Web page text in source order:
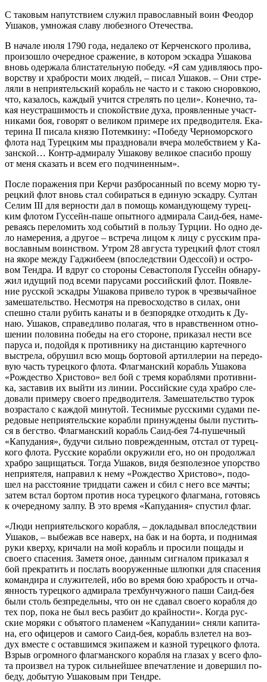
С та­ко­вым на­пут­стви­ем слу­жил пра­во­слав­ный во­ин Фе­о­дор
Уша­ков, умно­жая сла­ву лю­без­но­го Оте­че­ства.
В на­ча­ле июля 1790 го­да, неда­ле­ко от Кер­чен­ско­го про­ли­ва,
про­изо­шло оче­ред­ное сра­же­ние, в ко­то­ром эс­кад­ра Уша­ко­ва
вновь одер­жа­ла бли­ста­тель­ную по­бе­ду. «Я сам удив­ля­юсь про­
вор­ству и храб­ро­сти мо­их лю­дей, – пи­сал Уша­ков. – Они стре­
ля­ли в непри­я­тель­ский ко­рабль не ча­сто и с та­кою сно­ров­кою,
что, ка­за­лось, каж­дый учит­ся стре­лять по це­ли». Ко­неч­но, та­
кая неустра­ши­мость и спо­кой­ствие ду­ха, про­яв­лен­ные участ­
ни­ка­ми боя, го­во­рят о ве­ли­ком при­ме­ре их пред­во­ди­те­ля. Ека­
те­ри­на II пи­са­ла кня­зю По­тем­ки­ну: «По­бе­ду Чер­но­мор­ско­го
фло­та над Ту­рец­ким мы празд­но­ва­ли вче­ра мо­леб­стви­ем у Ка­
зан­ской… Контр-адми­ра­лу Уша­ко­ву ве­ли­кое спа­си­бо про­шу
от ме­ня ска­зать и всем его под­чи­нен­ным».
По­сле по­ра­же­ния при Кер­чи раз­бро­сан­ный по все­му мо­рю ту­
рец­кий флот вновь стал со­би­рать­ся в еди­ную эс­кад­ру. Сул­тан
Се­лим III для вер­но­сти дал в по­мощь ко­ман­ду­ю­ще­му ту­рец­
ким фло­том Гус­сейн-па­ше опыт­но­го адми­ра­ла Са­ид-бея, на­ме­
ре­ва­ясь пе­ре­ло­мить ход со­бы­тий в поль­зу Тур­ции. Но од­но де­
ло на­ме­ре­ния, а дру­гое – встре­ча ли­цом к ли­цу с рус­ским пра­
во­слав­ным во­ин­ством. Утром 28 ав­гу­ста ту­рец­кий флот сто­ял
на яко­ре меж­ду Га­джи­бе­ем (впо­след­ствии Одес­сой) и ост­ро­
вом Тенд­ра. И вдруг со сто­ро­ны Се­ва­сто­по­ля Гус­сейн об­на­ру­
жил иду­щий под все­ми па­ру­са­ми рос­сий­ский флот. По­яв­ле­
ние рус­ской эс­кад­ры Уша­ко­ва при­ве­ло ту­рок в чрез­вы­чай­ное
за­ме­ша­тель­ство. Несмот­ря на пре­вос­ход­ство в си­лах, они
спеш­но ста­ли ру­бить ка­на­ты и в без­по­ряд­ке от­хо­дить к Ду­
наю. Уша­ков, спра­вед­ли­во по­ла­гая, что в нрав­ствен­ном от­но­
ше­нии по­ло­ви­на по­бе­ды на его сто­роне, при­ка­зал нести все
па­ру­са и, по­дой­дя к про­тив­ни­ку на ди­стан­цию кар­теч­но­го
вы­стре­ла, об­ру­шил всю мощь бор­то­вой ар­тил­ле­рии на пе­ре­до­
вую часть ту­рец­ко­го фло­та. Флаг­ман­ский ко­рабль Уша­ко­ва
«Рож­де­ство Хри­сто­во» вел бой с тре­мя ко­раб­ля­ми про­тив­ни­
ка, за­ста­вив их вый­ти из ли­нии. Рос­сий­ские су­да храб­ро сле­
до­ва­ли при­ме­ру сво­е­го пред­во­ди­те­ля. За­ме­ша­тель­ство ту­рок
воз­рас­та­ло с каж­дой ми­ну­той. Тес­ни­мые рус­ски­ми су­да­ми пе­
ре­до­вые непри­я­тель­ские ко­раб­ли при­нуж­де­ны бы­ли пу­стить­
ся в бег­ство. Флаг­ман­ский ко­рабль Са­ид-бея 74-пу­шеч­ный
«Ка­пу­да­ния», бу­дучи силь­но по­вре­жден­ным, от­стал от ту­рец­
ко­го фло­та. Рус­ские ко­раб­ли окру­жи­ли его, но он про­дол­жал
храб­ро за­щи­щать­ся. То­гда Уша­ков, ви­дя без­по­лез­ное упор­ство
непри­я­те­ля, на­пра­вил к нему «Рож­де­ство Хри­сто­во», по­до­
шел на рас­сто­я­ние трид­ца­ти са­жен и сбил с него все мач­ты;
за­тем встал бор­том про­тив но­са ту­рец­ко­го флаг­ма­на, го­то­вясь
к оче­ред­но­му зал­пу. В это вре­мя «Ка­пу­да­ния» спу­стил флаг.
«Лю­ди непри­я­тель­ско­го ко­раб­ля, – до­кла­ды­вал впо­след­ствии
Уша­ков, – вы­бе­жав все на­верх, на бак и на бор­та, и под­ни­мая
ру­ки квер­ху, кри­ча­ли на мой ко­рабль и про­си­ли по­ща­ды и
сво­е­го спа­се­ния. За­ме­тя оное, дан­ным сиг­на­лом при­ка­зал я
бой пре­кра­тить и по­слать во­ору­жен­ные шлюп­ки для спа­се­ния
ко­ман­ди­ра и слу­жи­те­лей, ибо во вре­мя бою храб­рость и от­ча­
ян­ность ту­рец­ко­го адми­ра­ла трех­бун­чуж­но­го па­ши Са­ид-бея
бы­ли столь без­пре­дель­ны, что он не сда­вал сво­е­го ко­раб­ля до
тех пор, по­ка не был весь раз­бит до край­но­сти». Ко­гда рус­
ские мо­ря­ки с объ­ято­го пла­ме­нем «Ка­пу­да­нии» сня­ли ка­пи­та­
на, его офи­це­ров и са­мо­го Са­ид-бея, ко­рабль взле­тел на воз­
дух вме­сте с остав­шим­ся эки­па­жем и каз­ной ту­рец­ко­го фло­та.
Взрыв огром­но­го флаг­ман­ско­го ко­раб­ля на гла­зах у все­го фло­
та про­из­вел на ту­рок силь­ней­шее впе­чат­ле­ние и до­вер­шил по­
бе­ду, до­бы­тую Уша­ко­вым при Тендре.